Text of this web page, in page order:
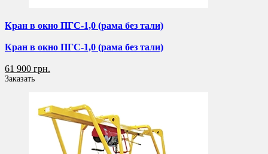
Кран в окно ПГС-1,0 (рама без тали)
Кран в окно ПГС-1,0 (рама без тали)
61 900 грн.
Заказать